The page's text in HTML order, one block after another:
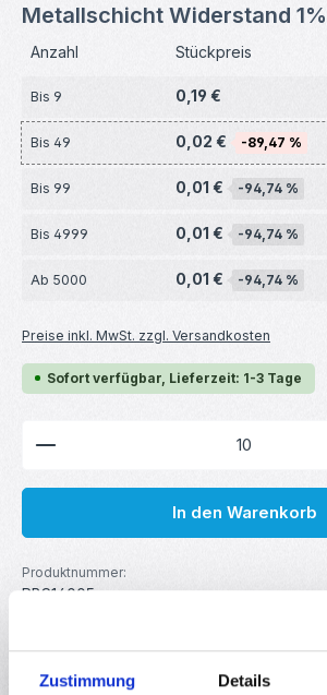
Zustimmung Details
Metallschicht Widerstand
Anzahl Stückpreis
Bis 9 0,19 €
Bis 49 0,02 € -89,47 %
Bis 99 0,01 € -94,74 %
Bis 4999 0,01 € -94,74 %
Ab 5000 0,01 € -94,74 %
Preise inkl. MwSt. zzgl. Versandkosten
Sofort verfügbar, Lieferzeit: 1-3 Tage
Produkt Anzahl: Gib den
In den Warenkorb
Produktnummer:
RBS14005
Hersteller:
your droid